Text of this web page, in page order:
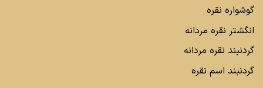
گوشواره نقره
انگشتر نقره مردانه
گردنبند نقره مردانه
گردنبند اسم نقره